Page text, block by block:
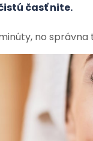
časť nite.
no